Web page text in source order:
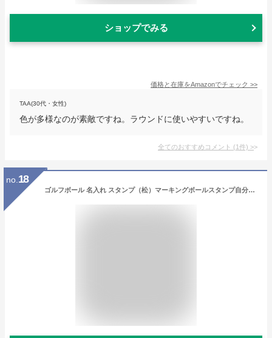
ショップでみる
価格と在庫をAmazonでチェック >>
TAA(30代・女性)
色が多様なのが素敵ですね。ラウンドに使いやすいですね。
全てのおすすめコメント (1件) >
no. 18
ゴルフボール 名入れ スタンプ（松）マーキングボールスタンプ自分のボールが一目瞭然！ボールに押す名入れはんこ！【練習用 コース用】